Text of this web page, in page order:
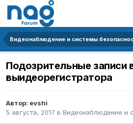
Видеонаблюдение и системы
Подозрительные записи
выидеорегистратора
Автор: evshi
5 августа, 2017 в Видеонаблюдение и